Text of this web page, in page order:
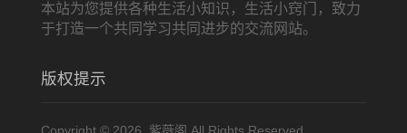
本站为您提供各种生活小知识，生活小窍门，致力
于打造一个共同学习共同进步的交流网站。
版权提示